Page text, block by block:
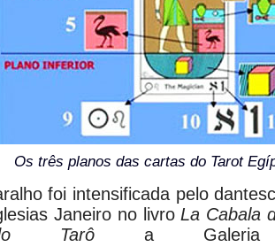
Os três planos das cartas do Tarot
foi intensificada pelo
Janeiro no livro La Cabala
Tarô a Galeria